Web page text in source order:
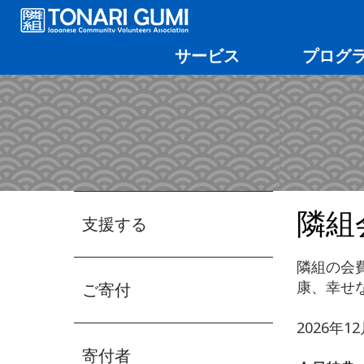
サービス プログ
支援する
ご寄付
​寄付者
隣
隣組の会
康、幸せ
2026年